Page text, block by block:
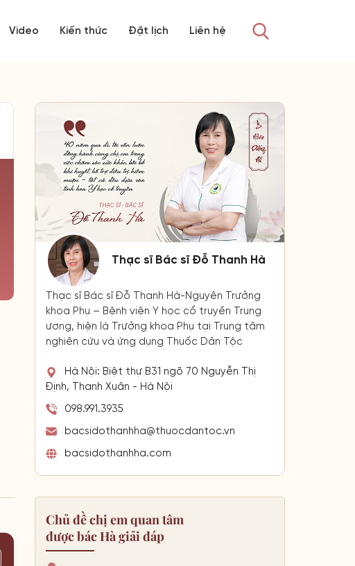
Video Kiến thức Đặt lịch Liên hệ
Thạc sĩ Bác sĩ Đỗ Thanh Hà
Thạc sĩ Bác sĩ Đỗ Thanh Hà-Nguyên Trưởng
khoa Phụ – Bệnh viện Y học cổ truyền Trung
ương, hiện là Trưởng khoa Phụ tại Trung tâm
nghiên cứu và ứng dụng Thuốc Dân Tộc
Hà Nội: Biệt thự B31 ngõ 70 Nguyễn Thị
Định, Thanh Xuân - Hà Nội
098.991.3935
bacsidothanhha@thuocdantoc.vn
bacsidothanhha.com
Chủ đề chị em quan tâm
được bác Hà giải đáp